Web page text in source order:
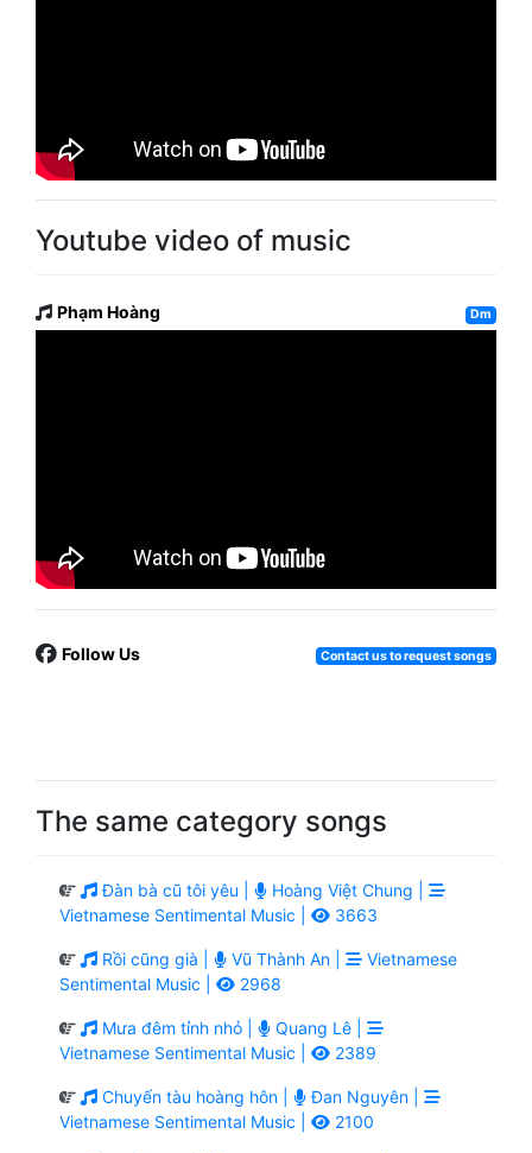
Youtube video of music
Phạm Hoàng Dm
Follow Us Contact us to request songs
The same category songs
Đàn bà cũ tôi yêu |
Hoàng Việt Chung |
Vietnamese Sentimental Music |
3663
Rồi cũng già | Vũ Thành An |
Vietnamese
Sentimental Music |
2968
Mưa đêm tỉnh nhỏ |
Quang Lê |
Vietnamese Sentimental Music |
2389
Chuyến tàu hoàng hôn |
Đan Nguyên |
Vietnamese Sentimental Music |
2100